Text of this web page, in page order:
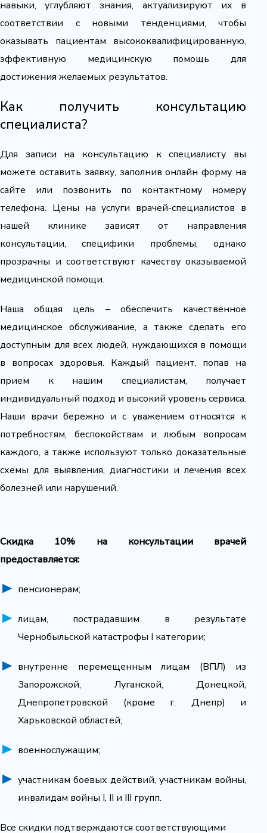
навыки, углубляют знания, актуализируют их в
соответствии с новыми тенденциями, чтобы
оказывать пациентам высококвалифицированную,
эффективную медицинскую помощь для
достижения желаемых результатов.
Как получить консультацию
специалиста?
Для записи на консультацию к специалисту вы
можете оставить заявку, заполнив онлайн форму на
сайте или позвонить по контактному номеру
телефона. Цены на услуги врачей-специалистов в
нашей клинике зависят от направления
консультации, специфики проблемы, однако
прозрачны и соответствуют качеству оказываемой
медицинской помощи.
Наша общая цель – обеспечить качественное
медицинское обслуживание, а также сделать его
доступным для всех людей, нуждающихся в помощи
в вопросах здоровья. Каждый пациент, попав на
прием к нашим специалистам, получает
индивидуальный подход и высокий уровень сервиса.
Наши врачи бережно и с уважением относятся к
потребностям, беспокойствам и любым вопросам
каждого, а также используют только доказательные
схемы для выявления, диагностики и лечения всех
болезней или нарушений.
Скидка 10% на консультации врачей
предоставляется:
пенсионерам;
лицам, пострадавшим в результате
Чернобыльской катастрофы I категории;
внутренне перемещенным лицам (ВПЛ) из
Запорожской, Луганской, Донецкой,
Днепропетровской (кроме г. Днепр) и
Харьковской областей;
военнослужащим;
участникам боевых действий, участникам войны,
инвалидам войны I, II и III групп.
Все скидки подтверждаются соответствующими